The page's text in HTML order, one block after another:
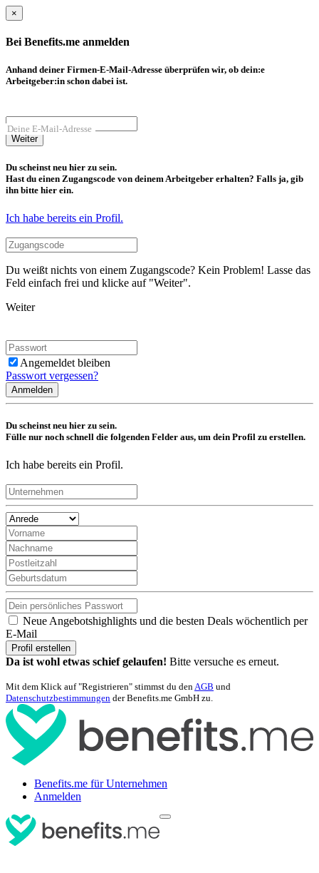
×
Bei Benefits.me anmelden
Anhand deiner Firmen-E-Mail-Adresse überprüfen wir, ob dein:e
Arbeitgeber:in schon dabei ist.
Deine E-Mail-Adresse
Weiter
Du scheinst neu hier zu sein.
Hast du einen Zugangscode von deinem Arbeitgeber erhalten? Falls ja, gib
ihn bitte hier ein.
Ich habe bereits ein Profil.
Du weißt nichts von einem Zugangscode? Kein Problem! Lasse das
Feld einfach frei und klicke auf "Weiter".
Weiter
Angemeldet bleiben
Passwort vergessen?
Anmelden
Du scheinst neu hier zu sein.
Fülle nur noch schnell die folgenden Felder aus, um dein Profil zu erstellen.
Ich habe bereits ein Profil.
Neue Angebotshighlights und die besten Deals wöchentlich per
E-Mail
Profil erstellen
Da ist wohl etwas schief gelaufen! Bitte versuche es erneut.
Mit dem Klick auf "Registrieren" stimmst du denAGB und
Datenschutzbestimmungen der Benefits.me GmbH zu.
Benefits.me für Unternehmen
Anmelden